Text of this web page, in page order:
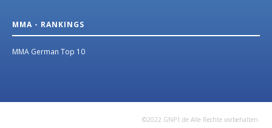
MMA - RANKINGS
MMA German Top 10
©2022 GNP1.de Alle Rechte vorbehalten.